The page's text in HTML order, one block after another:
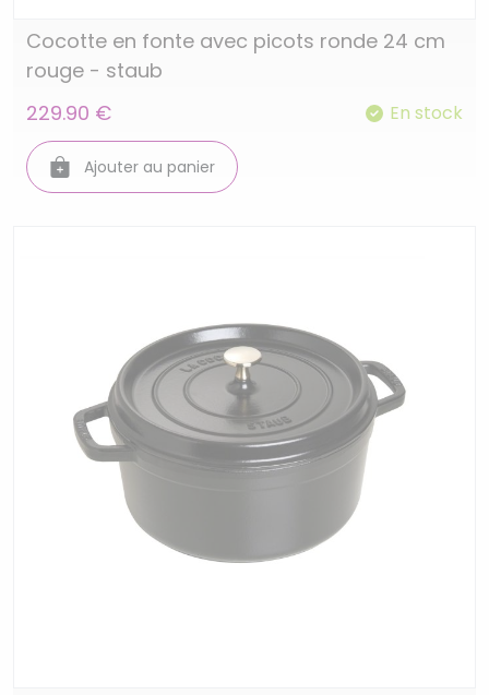
Cocotte en fonte avec picots ronde 24 cm
rouge - staub
229.90 €
En stock
Ajouter au panier